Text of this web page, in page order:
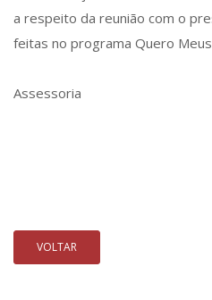
a respeito da reunião com o
feitas no programa Quero
Assessoria
VOLTAR